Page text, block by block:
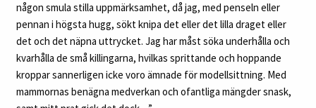
någon smula stilla uppmärksamhet, då jag, med penseln eller
pennan i högsta hugg, sökt knipa det eller det lilla draget eller
det och det näpna uttrycket. Jag har måst söka underhålla och
kvarhålla de små killingarna, hvilkas sprittande och hoppande
kroppar sannerligen icke voro ämnade för modellsittning. Med
mammornas benägna medverkan och ofantliga mängder snask,